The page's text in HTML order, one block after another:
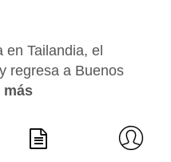
Tailandia, el
regresa a Buenos
más